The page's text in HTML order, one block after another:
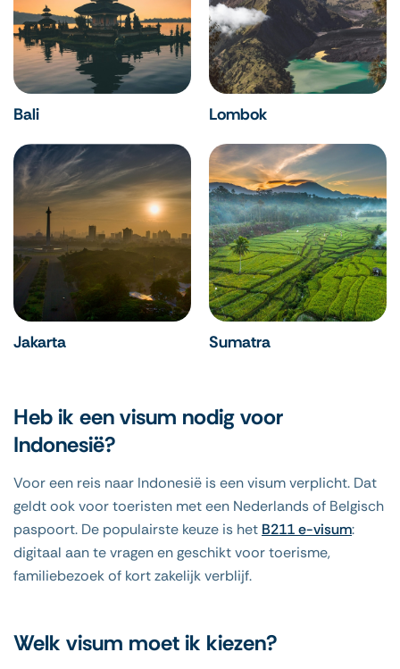
Bali Lombok
Jakarta Sumatra
Heb ik een visum nodig voor
Indonesië?
Voor een reis naar Indonesië is een visum verplicht. Dat
geldt ook voor toeristen met een Nederlands of Belgisch
paspoort. De populairste keuze is het B211 e-visum:
digitaal aan te vragen en geschikt voor toerisme,
familiebezoek of kort zakelijk verblijf.
Welk visum moet ik kiezen?